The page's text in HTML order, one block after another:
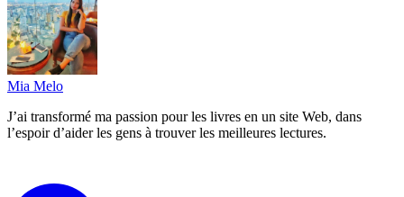
Mia Melo
J’ai transformé ma passion pour les livres en un site Web, dans
l’espoir d’aider les gens à trouver les meilleures lectures.